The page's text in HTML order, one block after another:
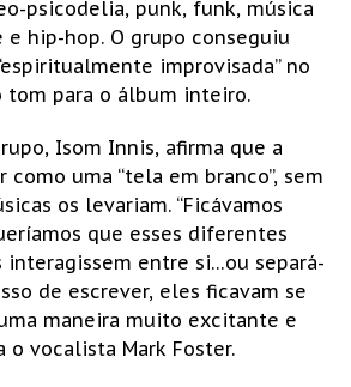
psicodelia, punk, funk, música
hip-hop. O grupo conseguiu
improvisada” no
tom para o álbum inteiro.
Isom Innis, afirma que a
como uma “tela em branco”, sem
os levariam. “Ficávamos
que esses diferentes
interagissem entre si…ou separá-
de escrever, eles ficavam se
maneira muito excitante e
o vocalista Mark Foster.